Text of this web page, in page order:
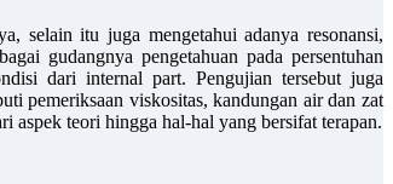
selain itu juga mengetahui adanya resonansi,
gudangnya pengetahuan pada persentuhan
dari internal part. Pengujian tersebut juga
pemeriksaan viskositas, kandungan air dan zat
aspek teori hingga hal-hal yang bersifat terapan.